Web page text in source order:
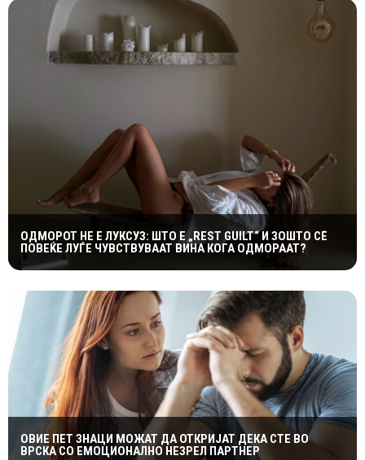
ОДМОРОТ НЕ Е ЛУКСУЗ: ШТО Е „REST GUILT“ И ЗОШТО СÈ
ПОВЕЌЕ ЛУЃЕ ЧУВСТВУВААТ ВИНА КОГА ОДМОРААТ?
ОВИЕ ПЕТ ЗНАЦИ МОЖАТ ДА ОТКРИЈАТ ДЕКА СТЕ ВО
ВРСКА СО ЕМОЦИОНАЛНО НЕЗРЕЛ ПАРТНЕР